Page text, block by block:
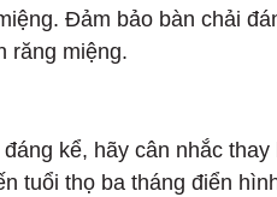
Đảm bảo bàn chải
răng miệng.
kể, hãy cân nhắc
tuổi thọ ba tháng điển